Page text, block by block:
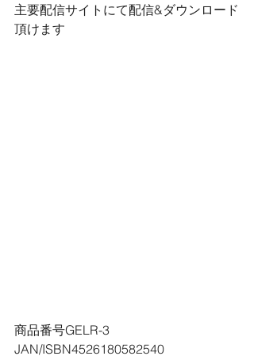
​主要配信サイトにて配信&ダウンロード
頂けます​
商品番号GELR-3
JAN/ISBN4526180582540